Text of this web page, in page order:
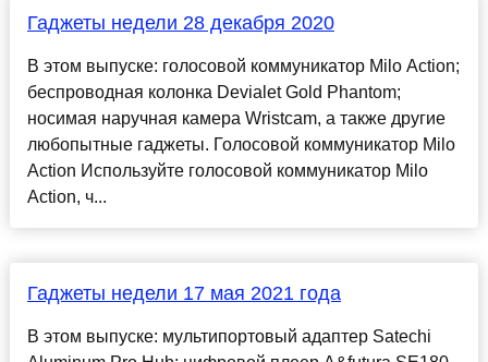
Гаджеты недели 28 декабря 2020
В этом выпуске: голосовой коммуникатор Milo Action;
беспроводная колонка Devialet Gold Phantom;
носимая наручная камера Wristcam, а также другие
любопытные гаджеты. Голосовой коммуникатор Milo
Action Используйте голосовой коммуникатор Milo
Action, ч...
Гаджеты недели 17 мая 2021 года
В этом выпуске: мультипортовый адаптер Satechi